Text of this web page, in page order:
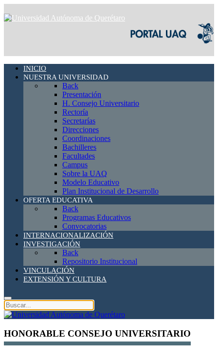
INICIO
NUESTRA UNIVERSIDAD
Back
Presentación
H. Consejo Universitario
Rectoría
Secretarías
Direcciones
Coordinaciones
Bachilleres
Facultades
Campus
Sobre la UAQ
Modelo Educativo
Plan Institucional de Desarrollo
OFERTA EDUCATIVA
Back
Programas Educativos
Convocatorias
INTERNACIONALIZACIÓN
INVESTIGACIÓN
Back
Repositorio Institucional
VINCULACIÓN
EXTENSIÓN Y CULTURA
HONORABLE CONSEJO UNIVERSITARIO